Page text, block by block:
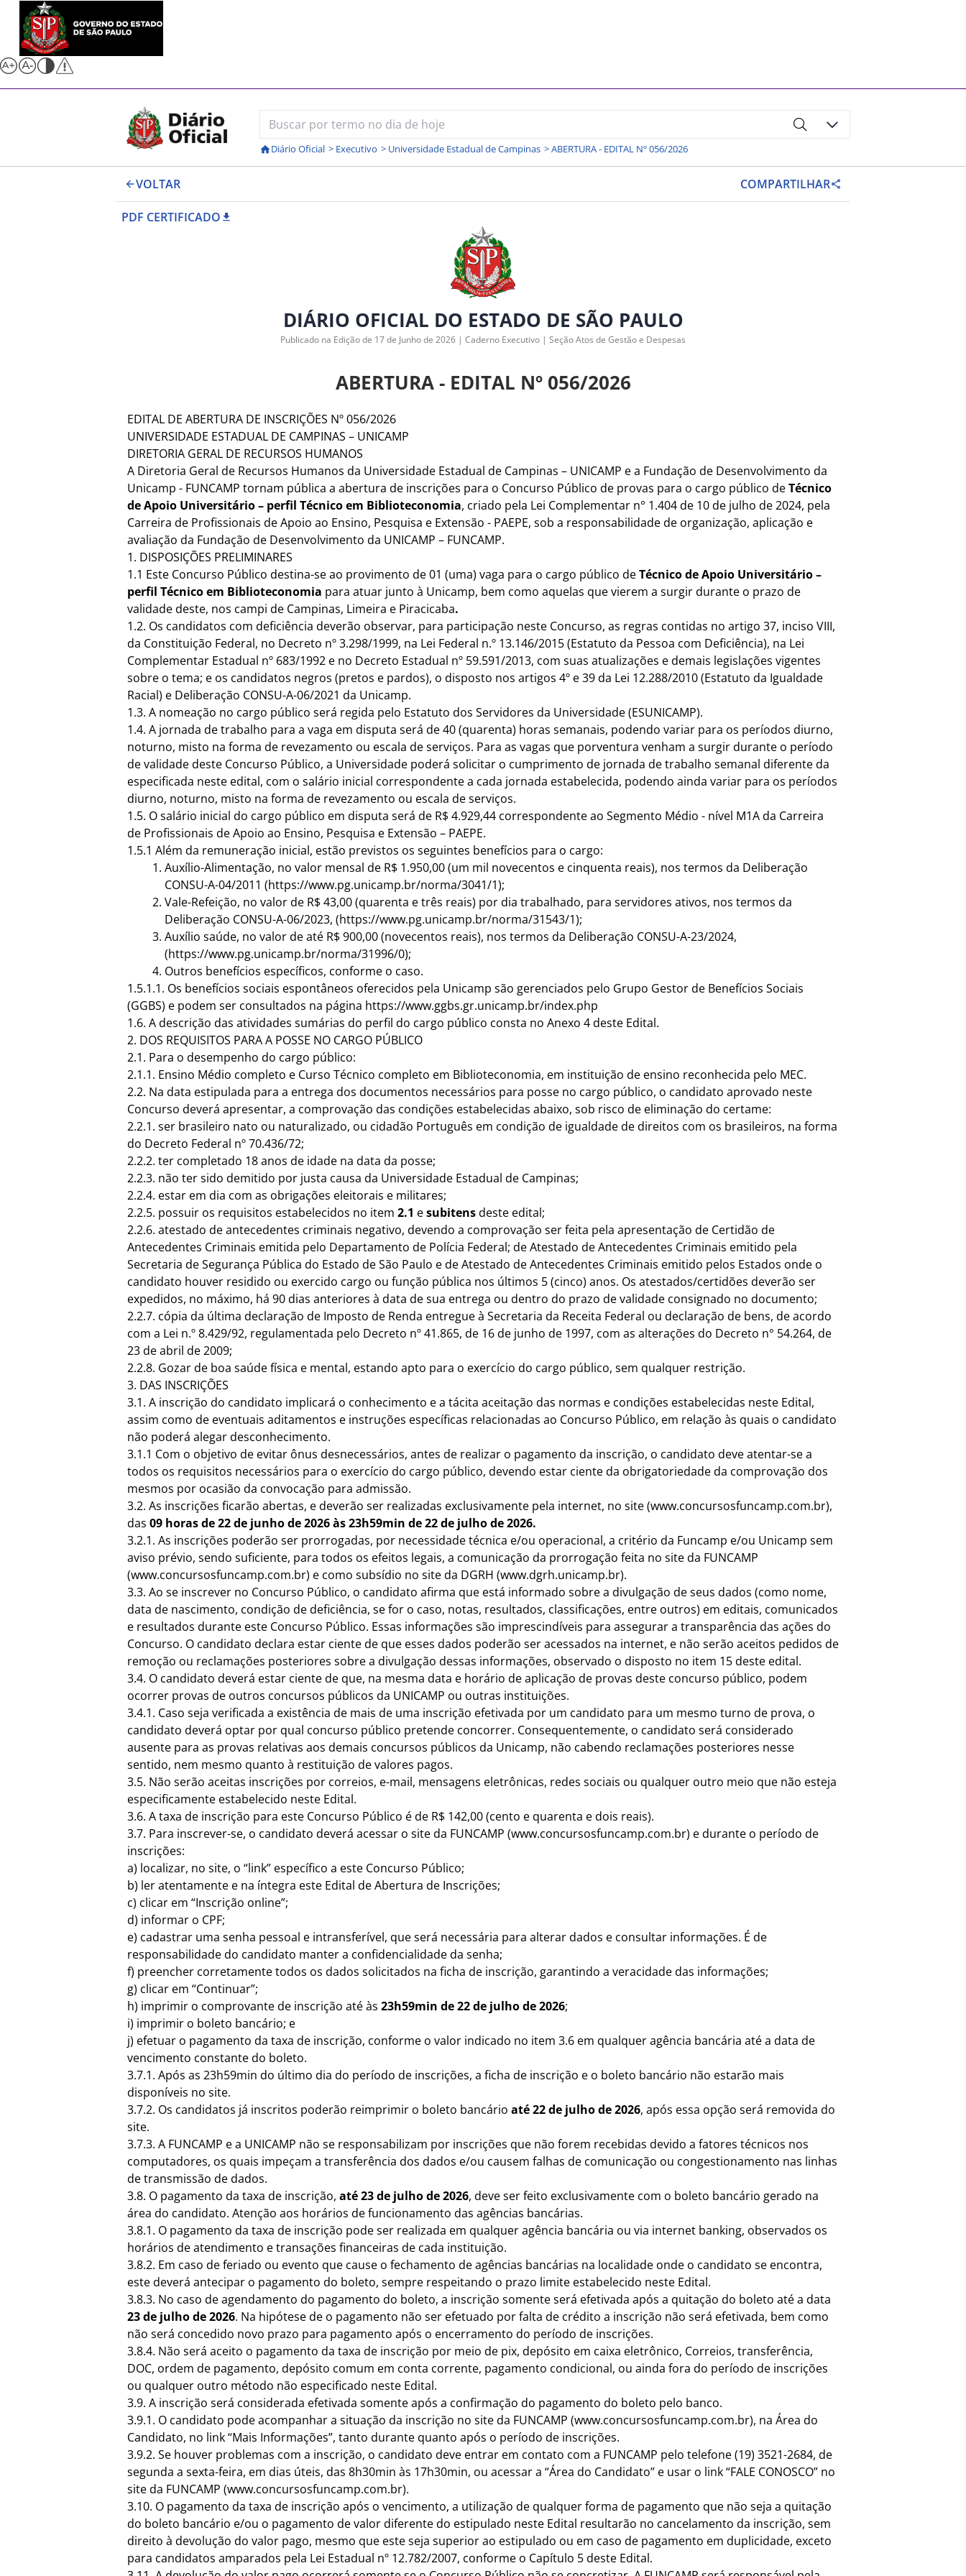
Diário Oficial > Executivo > Universidade Estadual de Campinas >ABERTURA - EDITAL Nº 056/2026
VOLTAR COMPARTILHAR
PDF CERTIFICADO
DIÁRIO OFICIAL DO ESTADO DE SÃO PAULO
Publicado na Edição de 17 de Junho de 2026 | Caderno Executivo | Seção Atos de Gestão e Despesas
ABERTURA - EDITAL Nº 056/2026
EDITAL DE ABERTURA DE INSCRIÇÕES Nº 056/2026
UNIVERSIDADE ESTADUAL DE CAMPINAS – UNICAMP
DIRETORIA GERAL DE RECURSOS HUMANOS
A Diretoria Geral de Recursos Humanos da Universidade Estadual de Campinas – UNICAMP e a Fundação de Desenvolvimento da
Unicamp - FUNCAMP tornam pública a abertura de inscrições para o Concurso Público de provas para o cargo público deTécnico
de Apoio Universitário – perfil Técnico em Biblioteconomia, criado pela Lei Complementar n° 1.404 de 10 de julho de 2024, pela
Carreira de Profissionais de Apoio ao Ensino, Pesquisa e Extensão - PAEPE, sob a responsabilidade de organização, aplicação e
avaliação da Fundação de Desenvolvimento da UNICAMP – FUNCAMP.
1. DISPOSIÇÕES PRELIMINARES
1.1 Este Concurso Público destina-se ao provimento de 01 (uma) vaga para o cargo público deTécnico de Apoio Universitário –
perfil Técnico em Biblioteconomia para atuar junto à Unicamp, bem como aquelas que vierem a surgir durante o prazo de
validade deste, nos campi de Campinas, Limeira e Piracicaba.
1.2. Os candidatos com deficiência deverão observar, para participação neste Concurso, as regras contidas no artigo 37, inciso VIII,
da Constituição Federal, no Decreto nº 3.298/1999, na Lei Federal n.º 13.146/2015 (Estatuto da Pessoa com Deficiência), na Lei
Complementar Estadual nº 683/1992 e no Decreto Estadual nº 59.591/2013, com suas atualizações e demais legislações vigentes
sobre o tema; e os candidatos negros (pretos e pardos), o disposto nos artigos 4º e 39 da Lei 12.288/2010 (Estatuto da Igualdade
Racial) e Deliberação CONSU-A-06/2021 da Unicamp.
1.3. A nomeação no cargo público será regida pelo Estatuto dos Servidores da Universidade (ESUNICAMP).
1.4. A jornada de trabalho para a vaga em disputa será de 40 (quarenta) horas semanais, podendo variar para os períodos diurno,
noturno, misto na forma de revezamento ou escala de serviços. Para as vagas que porventura venham a surgir durante o período
de validade deste Concurso Público, a Universidade poderá solicitar o cumprimento de jornada de trabalho semanal diferente da
especificada neste edital, com o salário inicial correspondente a cada jornada estabelecida, podendo ainda variar para os períodos
diurno, noturno, misto na forma de revezamento ou escala de serviços.
1.5. O salário inicial do cargo público em disputa será de R$ 4.929,44 correspondente ao Segmento Médio - nível M1A da Carreira
de Profissionais de Apoio ao Ensino, Pesquisa e Extensão – PAEPE.
1.5.1 Além da remuneração inicial, estão previstos os seguintes benefícios para o cargo:
Auxílio-Alimentação, no valor mensal de R$ 1.950,00 (um mil novecentos e cinquenta reais), nos termos da Deliberação
CONSU-A-04/2011 (https://www.pg.unicamp.br/norma/3041/1);
Vale-Refeição, no valor de R$ 43,00 (quarenta e três reais) por dia trabalhado, para servidores ativos, nos termos da
Deliberação CONSU-A-06/2023, (https://www.pg.unicamp.br/norma/31543/1);
Auxílio saúde, no valor de até R$ 900,00 (novecentos reais), nos termos da Deliberação CONSU-A-23/2024,
(https://www.pg.unicamp.br/norma/31996/0);
Outros benefícios específicos, conforme o caso.
1.5.1.1. Os benefícios sociais espontâneos oferecidos pela Unicamp são gerenciados pelo Grupo Gestor de Benefícios Sociais
(GGBS) e podem ser consultados na página https://www.ggbs.gr.unicamp.br/index.php
1.6. A descrição das atividades sumárias do perfil do cargo público consta no Anexo 4 deste Edital.
2. DOS REQUISITOS PARA A POSSE NO CARGO PÚBLICO
2.1. Para o desempenho do cargo público:
2.1.1. Ensino Médio completo e Curso Técnico completo em Biblioteconomia, em instituição de ensino reconhecida pelo MEC.
2.2. Na data estipulada para a entrega dos documentos necessários para posse no cargo público, o candidato aprovado neste
Concurso deverá apresentar, a comprovação das condições estabelecidas abaixo, sob risco de eliminação do certame:
2.2.1. ser brasileiro nato ou naturalizado, ou cidadão Português em condição de igualdade de direitos com os brasileiros, na forma
do Decreto Federal nº 70.436/72;
2.2.2. ter completado 18 anos de idade na data da posse;
2.2.3. não ter sido demitido por justa causa da Universidade Estadual de Campinas;
2.2.4. estar em dia com as obrigações eleitorais e militares;
2.2.5. possuir os requisitos estabelecidos no item 2.1 esubitensdeste edital;
2.2.6. atestado de antecedentes criminais negativo, devendo a comprovação ser feita pela apresentação de Certidão de
Antecedentes Criminais emitida pelo Departamento de Polícia Federal; de Atestado de Antecedentes Criminais emitido pela
Secretaria de Segurança Pública do Estado de São Paulo e de Atestado de Antecedentes Criminais emitido pelos Estados onde o
candidato houver residido ou exercido cargo ou função pública nos últimos 5 (cinco) anos. Os atestados/certidões deverão ser
expedidos, no máximo, há 90 dias anteriores à data de sua entrega ou dentro do prazo de validade consignado no documento;
2.2.7. cópia da última declaração de Imposto de Renda entregue à Secretaria da Receita Federal ou declaração de bens, de acordo
com a Lei n.º 8.429/92, regulamentada pelo Decreto nº 41.865, de 16 de junho de 1997, com as alterações do Decreto n° 54.264, de
23 de abril de 2009;
2.2.8. Gozar de boa saúde física e mental, estando apto para o exercício do cargo público, sem qualquer restrição.
3. DAS INSCRIÇÕES
3.1. A inscrição do candidato implicará o conhecimento e a tácita aceitação das normas e condições estabelecidas neste Edital,
assim como de eventuais aditamentos e instruções específicas relacionadas ao Concurso Público, em relação às quais o candidato
não poderá alegar desconhecimento.
3.1.1 Com o objetivo de evitar ônus desnecessários, antes de realizar o pagamento da inscrição, o candidato deve atentar-se a
todos os requisitos necessários para o exercício do cargo público, devendo estar ciente da obrigatoriedade da comprovação dos
mesmos por ocasião da convocação para admissão.
3.2. As inscrições ficarão abertas, e deverão ser realizadas exclusivamente pela internet, no site (www.concursosfuncamp.com.br),
das 09 horas de 22 de junho de 2026 às 23h59min de 22 de julho de 2026.
3.2.1. As inscrições poderão ser prorrogadas, por necessidade técnica e/ou operacional, a critério da Funcamp e/ou Unicamp sem
aviso prévio, sendo suficiente, para todos os efeitos legais, a comunicação da prorrogação feita no site da FUNCAMP
(www.concursosfuncamp.com.br) e como subsídio no site da DGRH (www.dgrh.unicamp.br).
3.3. Ao se inscrever no Concurso Público, o candidato afirma que está informado sobre a divulgação de seus dados (como nome,
data de nascimento, condição de deficiência, se for o caso, notas, resultados, classificações, entre outros) em editais, comunicados
e resultados durante este Concurso Público. Essas informações são imprescindíveis para assegurar a transparência das ações do
Concurso. O candidato declara estar ciente de que esses dados poderão ser acessados na internet, e não serão aceitos pedidos de
remoção ou reclamações posteriores sobre a divulgação dessas informações, observado o disposto no item 15 deste edital.
3.4. O candidato deverá estar ciente de que, na mesma data e horário de aplicação de provas deste concurso público, podem
ocorrer provas de outros concursos públicos da UNICAMP ou outras instituições.
3.4.1. Caso seja verificada a existência de mais de uma inscrição efetivada por um candidato para um mesmo turno de prova, o
candidato deverá optar por qual concurso público pretende concorrer. Consequentemente, o candidato será considerado
ausente para as provas relativas aos demais concursos públicos da Unicamp, não cabendo reclamações posteriores nesse
sentido, nem mesmo quanto à restituição de valores pagos.
3.5. Não serão aceitas inscrições por correios, e-mail, mensagens eletrônicas, redes sociais ou qualquer outro meio que não esteja
especificamente estabelecido neste Edital.
3.6. A taxa de inscrição para este Concurso Público é de R$ 142,00 (cento e quarenta e dois reais).
3.7. Para inscrever-se, o candidato deverá acessar o site da FUNCAMP (www.concursosfuncamp.com.br) e durante o período de
inscrições:
a) localizar, no site, o “link” específico a este Concurso Público;
b) ler atentamente e na íntegra este Edital de Abertura de Inscrições;
c) clicar em “Inscrição online”;
d) informar o CPF;
e) cadastrar uma senha pessoal e intransferível, que será necessária para alterar dados e consultar informações. É de
responsabilidade do candidato manter a confidencialidade da senha;
f) preencher corretamente todos os dados solicitados na ficha de inscrição, garantindo a veracidade das informações;
g) clicar em “Continuar”;
h) imprimir o comprovante de inscrição até às 23h59min de 22 de julho de 2026;
i) imprimir o boleto bancário; e
j) efetuar o pagamento da taxa de inscrição, conforme o valor indicado no item 3.6 em qualquer agência bancária até a data de
vencimento constante do boleto.
3.7.1. Após as 23h59min do último dia do período de inscrições, a ficha de inscrição e o boleto bancário não estarão mais
disponíveis no site.
3.7.2. Os candidatos já inscritos poderão reimprimir o boleto bancário até 22 de julho de 2026, após essa opção será removida do
site.
3.7.3. A FUNCAMP e a UNICAMP não se responsabilizam por inscrições que não forem recebidas devido a fatores técnicos nos
computadores, os quais impeçam a transferência dos dados e/ou causem falhas de comunicação ou congestionamento nas linhas
de transmissão de dados.
3.8. O pagamento da taxa de inscrição, até 23 de julho de 2026, deve ser feito exclusivamente com o boleto bancário gerado na
área do candidato. Atenção aos horários de funcionamento das agências bancárias.
3.8.1. O pagamento da taxa de inscrição pode ser realizada em qualquer agência bancária ou via internet banking, observados os
horários de atendimento e transações financeiras de cada instituição.
3.8.2. Em caso de feriado ou evento que cause o fechamento de agências bancárias na localidade onde o candidato se encontra,
este deverá antecipar o pagamento do boleto, sempre respeitando o prazo limite estabelecido neste Edital.
3.8.3. No caso de agendamento do pagamento do boleto, a inscrição somente será efetivada após a quitação do boleto até a data
23 de julho de 2026. Na hipótese de o pagamento não ser efetuado por falta de crédito a inscrição não será efetivada, bem como
não será concedido novo prazo para pagamento após o encerramento do período de inscrições.
3.8.4. Não será aceito o pagamento da taxa de inscrição por meio de pix, depósito em caixa eletrônico, Correios, transferência,
DOC, ordem de pagamento, depósito comum em conta corrente, pagamento condicional, ou ainda fora do período de inscrições
ou qualquer outro método não especificado neste Edital.
3.9. A inscrição será considerada efetivada somente após a confirmação do pagamento do boleto pelo banco.
3.9.1. O candidato pode acompanhar a situação da inscrição no site da FUNCAMP (www.concursosfuncamp.com.br), na Área do
Candidato, no link “Mais Informações”, tanto durante quanto após o período de inscrições.
3.9.2. Se houver problemas com a inscrição, o candidato deve entrar em contato com a FUNCAMP pelo telefone (19) 3521-2684, de
segunda a sexta-feira, em dias úteis, das 8h30min às 17h30min, ou acessar a “Área do Candidato” e usar o link “FALE CONOSCO” no
site da FUNCAMP (www.concursosfuncamp.com.br).
3.10. O pagamento da taxa de inscrição após o vencimento, a utilização de qualquer forma de pagamento que não seja a quitação
do boleto bancário e/ou o pagamento de valor diferente do estipulado neste Edital resultarão no cancelamento da inscrição, sem
direito à devolução do valor pago, mesmo que este seja superior ao estipulado ou em caso de pagamento em duplicidade, exceto
para candidatos amparados pela Lei Estadual nº 12.782/2007, conforme o Capítulo 5 deste Edital.